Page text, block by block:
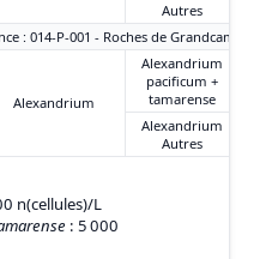
Autres
: 014-P-001 - Roches de Grandcamp
Alexandrium
Alexandrium
pacificum +
tamarense
Alexandrium
Autres
n(cellules)/L
: 5 000